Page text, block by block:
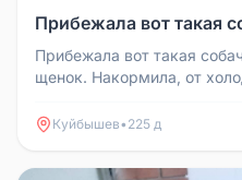
Прибежала вот такая
Прибежала вот такая
щенок. Накормила, от
Куйбышев• 225 д